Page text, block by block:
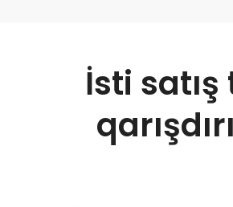
İsti satış